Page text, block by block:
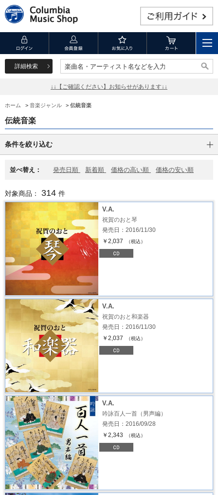
詳細検索 楽曲名・アーティスト名などを入力
楽曲名・アーティスト名などを入力
↓↓【ご確認ください】お知らせがあります↓↓
ホーム > 音楽ジャンル > 伝統音楽
伝統音楽
条件を絞り込む
並べ替え： 発売日順 新着順 価格の高い順 価格の安い順
対象商品： 314 件
V.A.
祝賀のおと琴
発売日：2016/11/30
￥2,037
（税込）
V.A.
祝賀のおと和楽器
発売日：2016/11/30
￥2,037
（税込）
V.A.
吟詠百人一首（男声編）
発売日：2016/09/28
￥2,343
（税込）